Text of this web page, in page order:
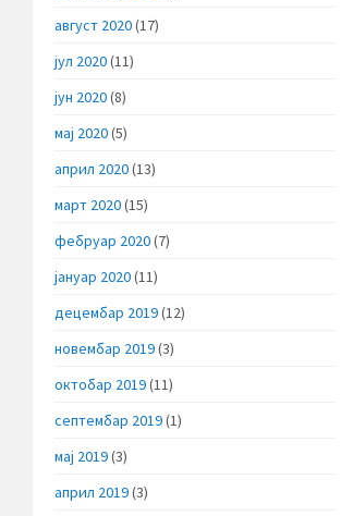
август 2020(17)
јул 2020(11)
јун 2020(8)
мај 2020(5)
април 2020(13)
март 2020(15)
фебруар 2020(7)
јануар 2020(11)
децембар 2019(12)
новембар 2019(3)
октобар 2019(11)
септембар 2019(1)
мај 2019(3)
април 2019(3)